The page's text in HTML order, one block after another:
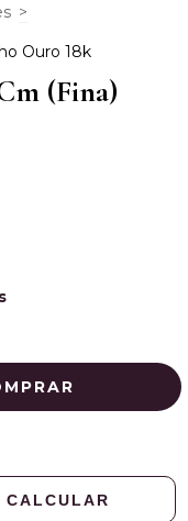
>
Ouro 18k
(Fina)
ALTERAR CEP
CALCULAR